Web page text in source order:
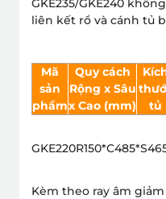
liên kết rổ và cánh tủ
Mã
sản
phẩm
Quy cách
Rộng x Sâu
x Cao (mm)
tủ
GKE220
Kèm theo ray âm giảm